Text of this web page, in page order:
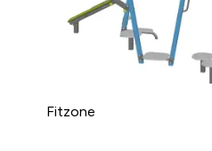
Fitzone